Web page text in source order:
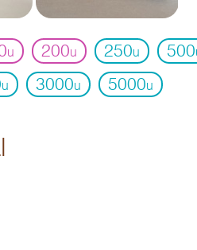
u 200u 250u 500
u 3000u 5000u